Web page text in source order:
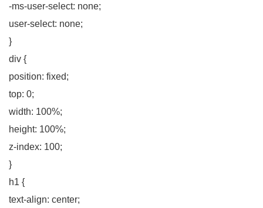
-ms-user-select: none;
user-select: none;
}
div {
position: fixed;
top: 0;
width: 100%;
height: 100%;
z-index: 100;
}
h1 {
text-align: center;